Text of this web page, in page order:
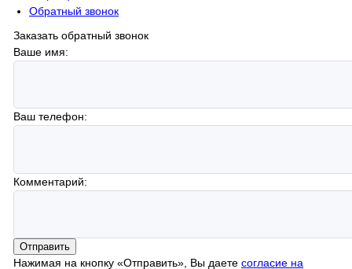
Обратный звонок
Заказать обратный звонок
Ваше имя:
Ваш телефон:
Комментарий:
Отправить
Нажимая на кнопку «Отправить», Вы даете согласие на